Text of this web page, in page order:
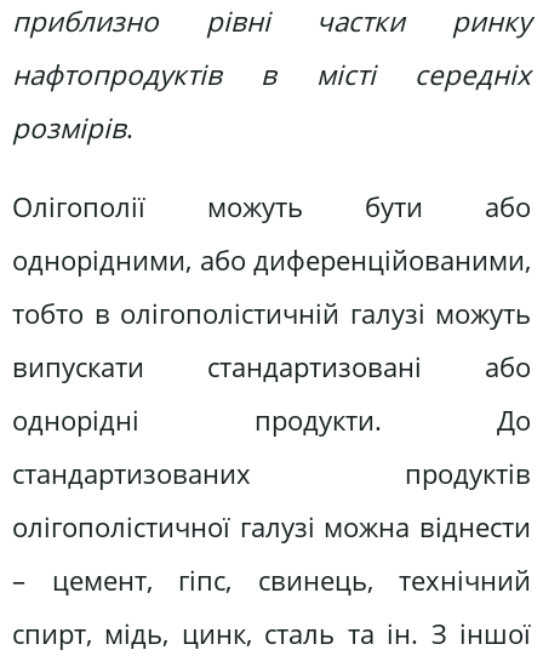
приблизно рівні частки ринку
нафтопродуктів в місті середніх
розмірів.
Олігополії можуть бути або
однорідними, або диференційованими,
тобто в олігополістичній галузі можуть
випускати стандартизовані або
однорідні продукти. До
стандартизованих продуктів
олігополістичної галузі можна віднести
– цемент, гіпс, свинець, технічний
спирт, мідь, цинк, сталь та ін. З іншої